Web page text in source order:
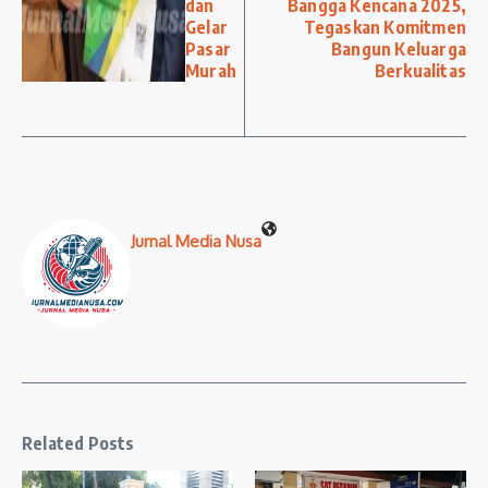
dan
Gelar
Pasar
Murah
Bangga Kencana 2025,
Tegaskan Komitmen
Bangun Keluarga
Berkualitas
Jurnal Media Nusa
Related Posts